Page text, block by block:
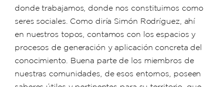
donde trabajamos, donde nos constituimos como
seres sociales. Como diría Simón Rodríguez, ahí
en nuestros topos, contamos con los espacios y
procesos de generación y aplicación concreta del
conocimiento. Buena parte de los miembros de
nuestras comunidades, de esos entornos, poseen